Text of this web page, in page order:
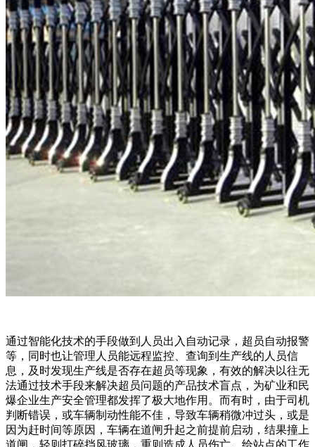
通过智能化技术的手段做到人员出入自动记录，超员自动报警
等，同时也让管理人员能远程监控、查询到生产线的人员信
息，及时发现生产线是否存在超员等现象，有效的解决以往无
法通过技术手段来解决超员问题的产品技术盲点，为矿业和民
爆企业生产安全管理都发挥了极大地作用。而有时，由于司机
判断错误，或车辆制动性能不佳，导致车辆稍微冲过头，或是
因为赶时间等原因，车辆在道闸升起之前提前启动，结果撞上
道闸，轻则打碎挡风玻璃，重则造成人员伤亡。给站点的工作